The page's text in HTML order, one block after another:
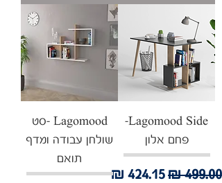
Lagomood Side-
פחם אלון
מחיר רגילמחיר מבצע
‏‏Lagomood -סט
שולחן עבודה ומדף
תואם